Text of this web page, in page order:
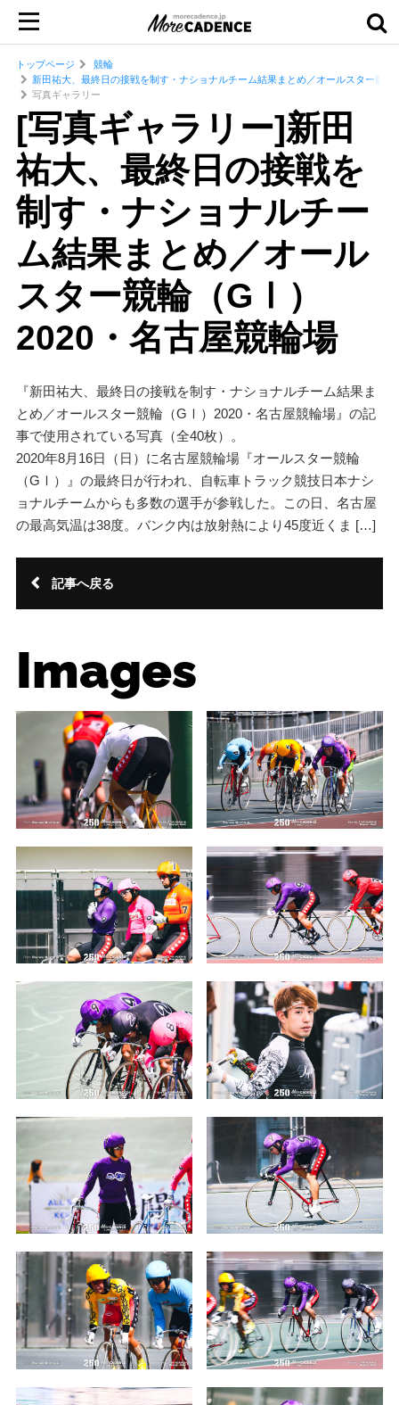
トップページ
競輪
新田祐大、最終日の接戦を制す・ナショナルチーム結果まとめ／オールスター競
写真ギャラリー
[写真ギャラリー]新田
祐大、最終日の接戦を
制す・ナショナルチー
ム結果まとめ／オール
スター競輪（GⅠ）
2020・名古屋競輪場
『新田祐大、最終日の接戦を制す・ナショナルチーム結果ま
とめ／オールスター競輪（GⅠ）2020・名古屋競輪場』の記
事で使用されている写真（全40枚）。
2020年8月16日（日）に名古屋競輪場『オールスター競輪
（GⅠ）』の最終日が行われ、自転車トラック競技日本ナシ
ョナルチームからも多数の選手が参戦した。この日、名古屋
の最高気温は38度。バンク内は放射熱により45度近くま […]
記事へ戻る
Images